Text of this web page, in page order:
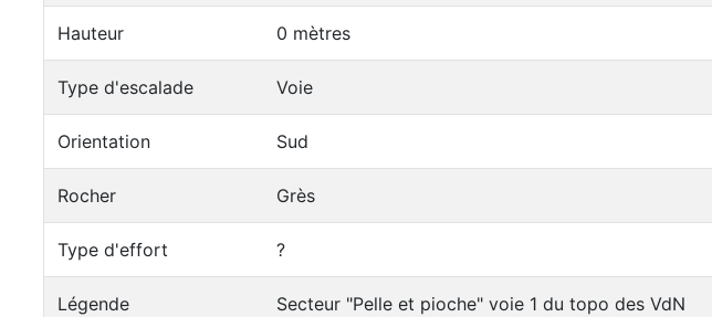
Hauteur 0 mètres
Type d'escalade Voie
Orientation Sud
Rocher Grès
Type d'effort ?
Légende Secteur "Pelle et pioche" voie 1 du topo des VdN